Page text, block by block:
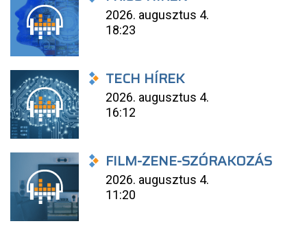
2026. augusztus 4.
18:23
TECH HÍREK
2026. augusztus 4.
16:12
FILM-ZENE-SZÓRAKOZÁS
2026. augusztus 4.
11:20